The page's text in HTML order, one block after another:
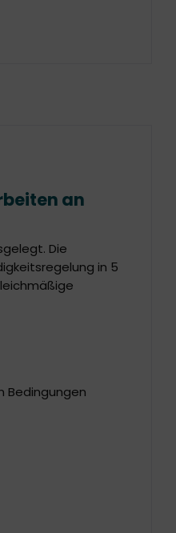
an
Die
in 5
Bedingungen